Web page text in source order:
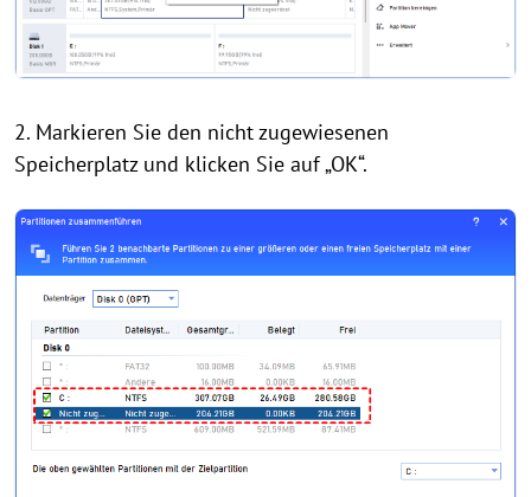
2. Markieren Sie den nicht zugewiesenen
Speicherplatz und klicken Sie auf „OK“.